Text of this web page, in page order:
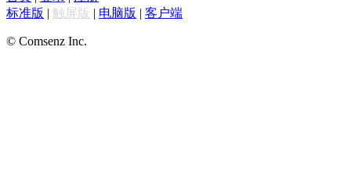
标准版 | 触屏版 | 电脑版 | 客户端
© Comsenz Inc.